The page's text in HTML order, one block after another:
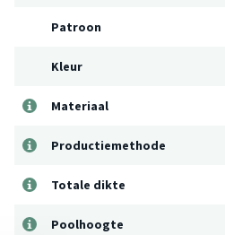
Patroon
Kleur
Materiaal
Productiemethode
Totale dikte
Poolhoogte